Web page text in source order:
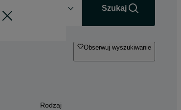
Szukaj
Obserwuj wyszukiwanie
Rodzaj